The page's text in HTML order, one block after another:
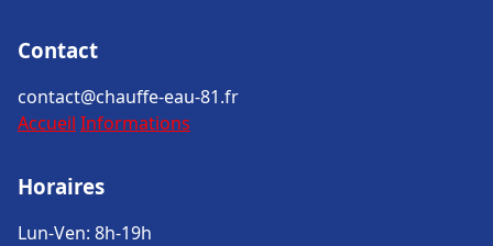
Contact
contact@chauffe-eau-81.fr
Accueil Informations
Horaires
Lun-Ven: 8h-19h